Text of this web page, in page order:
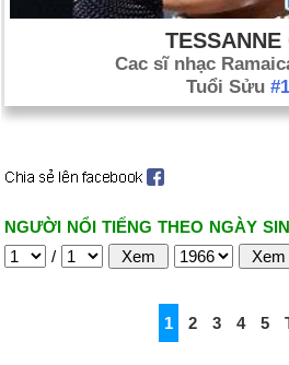
TESSANNE
Cac sĩ nhạc
Tuổi Sửu
NGƯỜI NỔI TIẾNG THEO NGÀY
/
1 2 3 4 5